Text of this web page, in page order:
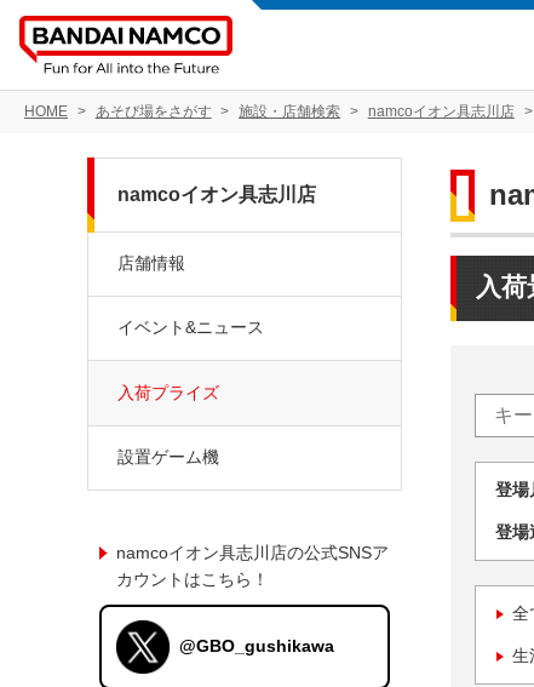
HOME あそび場をさがす 施設・店舗検索 namcoイオン具志川店
入
登
登
全
生
namcoイオン具志川店
店舗情報
イベント&ニュース
入荷プライズ
設置ゲーム機
namcoイオン具志川店の公式SNSア
カウントはこちら！
@GBO_gushikawa